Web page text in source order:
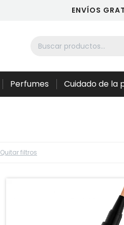
ENVÍOS
Perfumes Cuidado de la
Quitar filtros